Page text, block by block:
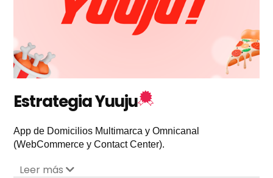
Estrategia Yuuju
App de Domicilios Multimarca y Omnicanal
(WebCommerce y Contact Center).
Leer más